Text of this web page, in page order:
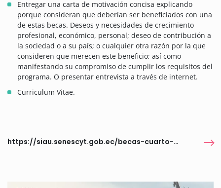
Entregar una carta de motivación concisa explicando
porque consideran que deberían ser beneficiados con una
de estas becas. Deseos y necesidades de crecimiento
profesional, económico, personal; deseo de contribución a
la sociedad o a su país; o cualquier otra razón por la que
consideren que merecen este beneficio; así como
manifestando su compromiso de cumplir los requisitos del
programa. O presentar entrevista a través de internet.
Curriculum Vitae.
https://siau.senescyt.gob.ec/becas-cuarto-nivel/